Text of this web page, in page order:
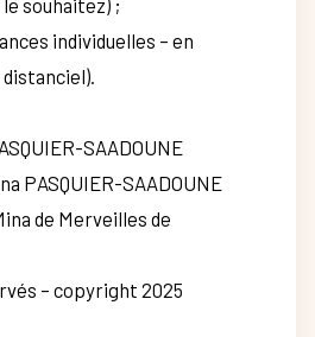
le souhaitez) ;
individuelles – en
SAADOUNE
PASQUIER-SAADOUNE
de Merveilles de
– copyright 2025